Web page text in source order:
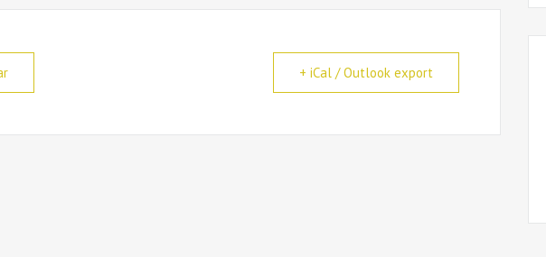
+ iCal / Outlook export